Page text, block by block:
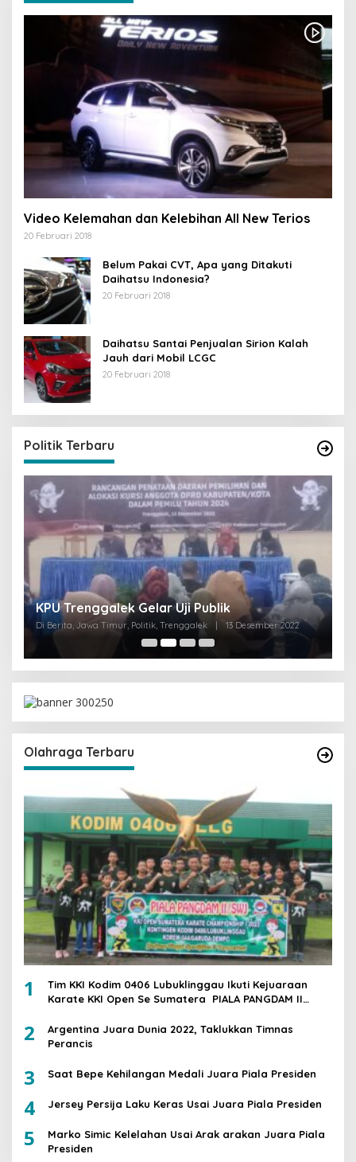
Video Kelemahan dan Kelebihan All New Terios
20 Februari 2018
Belum Pakai CVT, Apa yang Ditakuti
Daihatsu Indonesia?
20 Februari 2018
Daihatsu Santai Penjualan Sirion Kalah
Jauh dari Mobil LCGC
20 Februari 2018
Politik Terbaru
KPU Trenggalek Gelar Uji Publik
Di Berita, Jawa Timur, Politik, Trenggalek 13 Desember 2022
Olahraga Terbaru
1
Tim KKI Kodim 0406 Lubuklinggau Ikuti Kejuaraan
Karate KKI Open Se Sumatera PIALA PANGDAM II
2
Argentina Juara Dunia 2022, Taklukkan Timnas
Perancis
3 Saat Bepe Kehilangan Medali Juara Piala Presiden
4 Jersey Persija Laku Keras Usai Juara Piala Presiden
5
Marko Simic Kelelahan Usai Arak arakan Juara Piala
Presiden